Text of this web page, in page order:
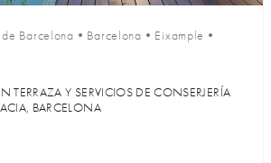
de Barcelona • Barcelona • Eixample •
TERRAZA Y SERVICIOS DE CONSERJERÍA
BARCELONA